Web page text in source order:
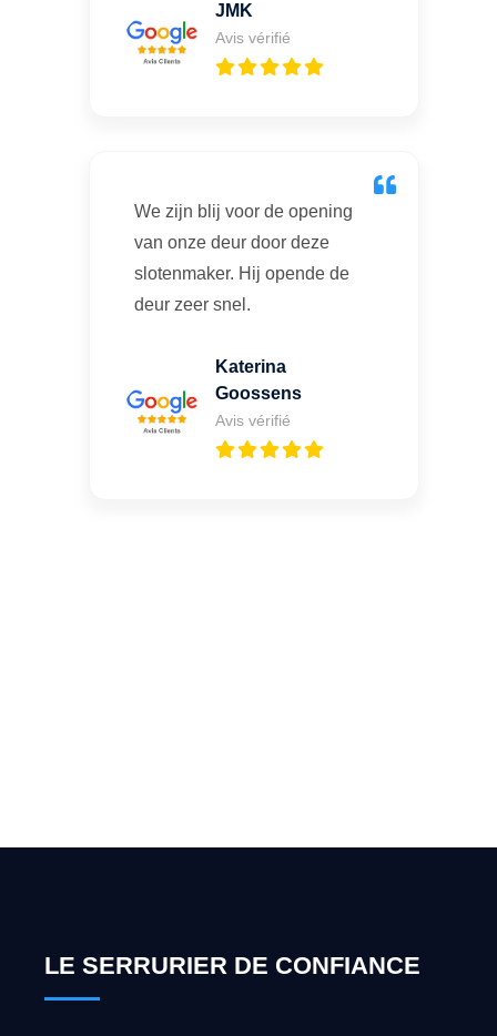
JMK
Avis vérifié
We zijn blij voor de opening
van onze deur door deze
slotenmaker. Hij opende de
deur zeer snel.
Katerina
Goossens
Avis vérifié
LE SERRURIER DE CONFIANCE